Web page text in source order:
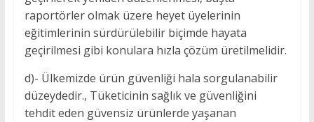
raportörler olmak üzere heyet üyelerinin
eğitimlerinin sürdürülebilir biçimde hayata
geçirilmesi gibi konulara hızla çözüm üretilmelidir.
d)- Ülkemizde ürün güvenliği hala sorgulanabilir
düzeydedir., Tüketicinin sağlık ve güvenliğini
tehdit eden güvensiz ürünlerde yaşanan